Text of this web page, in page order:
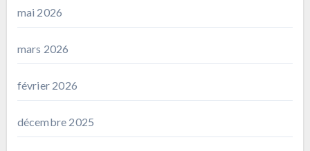
mai 2026
mars 2026
février 2026
décembre 2025